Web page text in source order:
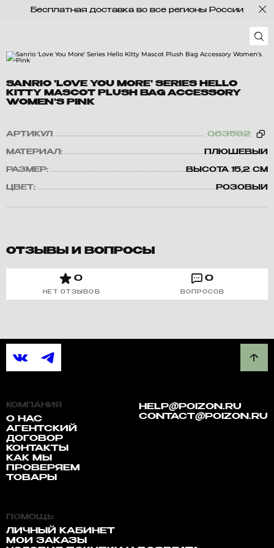
Бесплатная доставка во все регионы России
SANRIO 'LOVE YOU MORE' SERIES HELLO
KITTY MASCOT PLUSH BAG ACCESSORY
WOMEN'S PINK
АРТИКУЛ 063592
МАТЕРИАЛ: ПЛЮШЕВЫЙ
РАЗМЕР: ВЫСОТА 15,2 СМ
ЦВЕТ: РОЗОВЫЙ
ОТЗЫВЫ И ВОПРОСЫ
0
НЕТ ОТЗЫВОВ
0
ВОПРОСОВ
КОМПАНИЯ
О НАС
АГЕНТСКИЙ
ДОГОВОР
КОНТАКТЫ
КАК МЫ
ПРОВЕРЯЕМ
ТОВАРЫ
HELP@POIZON.RU
CONTACT@POIZON.RU
ПОМОЩЬ
ЛИЧНЫЙ КАБИНЕТ
МОИ ЗАКАЗЫ